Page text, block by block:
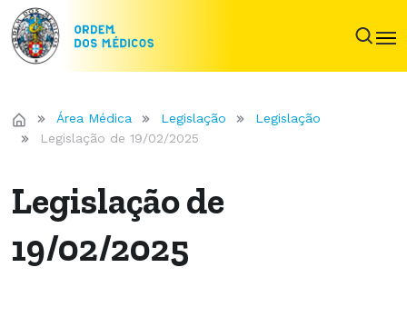
Área Médica Legislação
Legislação
Legislação de 19/02/2025
Legislação de
19/02/2025